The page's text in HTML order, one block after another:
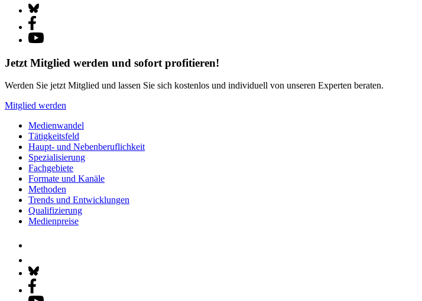
Jetzt Mitglied werden und sofort profitieren!
Werden Sie jetzt Mitglied und lassen Sie sich kostenlos und individuell von unseren Experten beraten.
Mitglied werden
Medienwandel
Tätigkeitsfeld
Haupt- und Nebenberuflichkeit
Spezialisierung
Fachgebiete
Formate und Kanäle
Methoden
Trends und Entwicklungen
Qualifizierung
Medienpreise